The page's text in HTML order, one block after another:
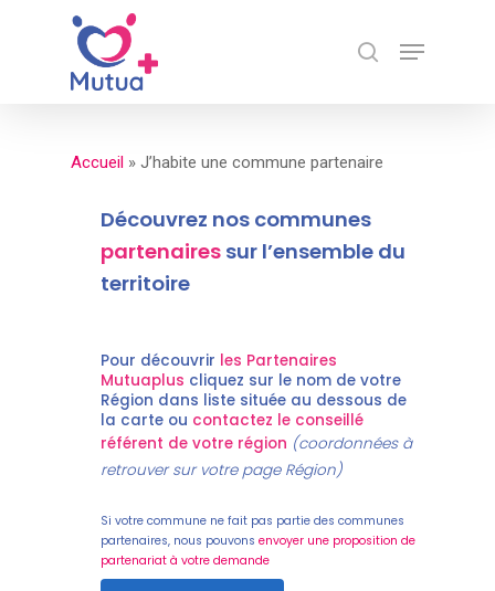
search
Menu
Accueil » J’habite une commune partenaire
Découvrez nos communes
partenaires sur l’ensemble du
territoire
Pour découvrir les Partenaires
Mutuaplus cliquez sur le nom de votre
Région dans liste située au dessous de
la carte ou contactez le conseillé
référent de votre région (coordonnées à
retrouver sur votre page Région)
Si votre commune ne fait pas partie des communes
partenaires, nous pouvons envoyer une proposition de
partenariat à votre demande